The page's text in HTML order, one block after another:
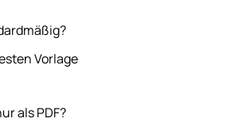
Vorlage
als PDF?